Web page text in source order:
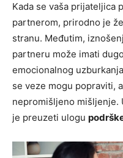
Kada se vaša prijateljica
partnerom, prirodno je
stranu. Međutim,
partneru može imati
emocionalnog
se veze mogu popraviti,
nepromišljeno mišljenje.
je preuzeti ulogu